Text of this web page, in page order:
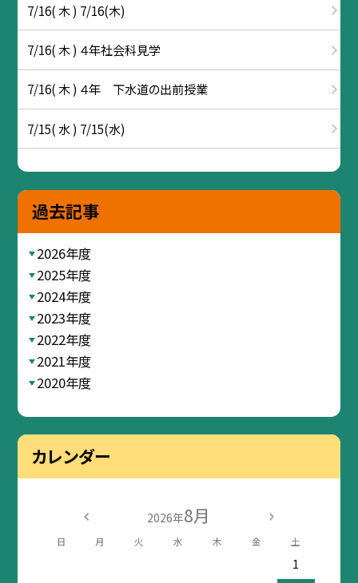
7/16( 木 ) 7/16(木)
7/16( 木 ) ４年社会科見学
7/16( 木 ) ４年 下水道の出前授業
7/15( 水 ) 7/15(水)
過去記事
2026年度
2025年度
2024年度
2023年度
2022年度
2021年度
2020年度
カレンダー
2026年8月
日 月 火 水 木 金 土
1